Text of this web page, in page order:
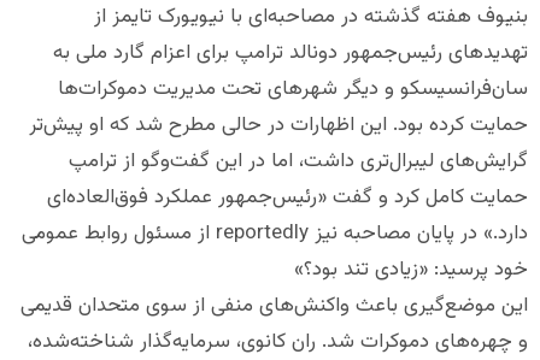
بنیوف هفته گذشته در مصاحبه‌ای با نیویورک تایمز از
تهدیدهای رئیس‌جمهور دونالد ترامپ برای اعزام گارد ملی به
سان‌فرانسیسکو و دیگر شهرهای تحت مدیریت دموکرات‌ها
حمایت کرده بود. این اظهارات در حالی مطرح شد که او پیش‌تر
گرایش‌های لیبرال‌تری داشت، اما در این گفت‌وگو از ترامپ
حمایت کامل کرد و گفت «رئیس‌جمهور عملکرد فوق‌العاده‌ای
دارد.» در پایان مصاحبه نیز reportedly از مسئول روابط عمومی
خود پرسید: «زیادی تند بود؟»
این موضع‌گیری باعث واکنش‌های منفی از سوی متحدان قدیمی
و چهره‌های دموکرات شد. ران کانوی، سرمایه‌گذار شناخته‌شده،